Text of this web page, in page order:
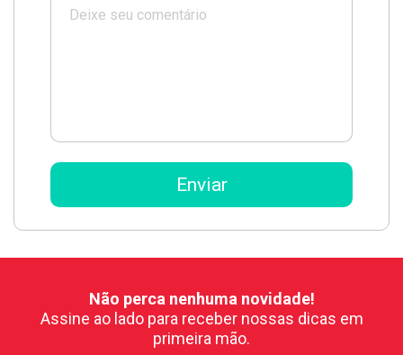
Não perca nenhuma novidade!
Assine ao lado para receber nossas dicas em
primeira mão.